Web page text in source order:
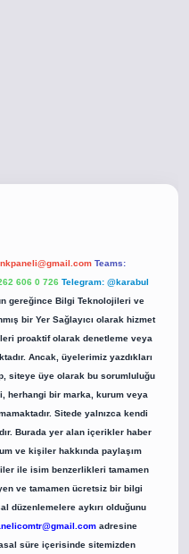
Teams:
606 0 726 Telegram: @karabul
gereğince Bilgi Teknolojileri ve
bir Yer Sağlayıcı olarak hizmet
proaktif olarak denetleme veya
Ancak, üyelerimiz yazdıkları
siteye üye olarak bu sorumluluğu
herhangi bir marka, kurum veya
Sitede yalnızca kendi
Burada yer alan içerikler haber
ve kişiler hakkında paylaşım
ile isim benzerlikleri tamamen
ve tamamen ücretsiz bir bilgi
düzenlemelere aykırı olduğunu
adresine
süre içerisinde sitemizden